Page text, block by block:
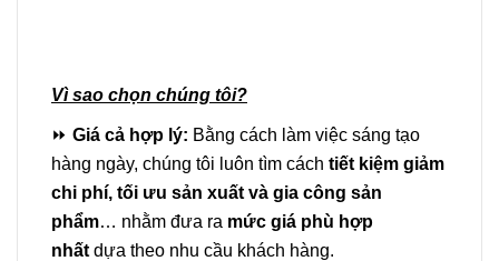
Vì sao chọn chúng tôi?
⏩ Giá cả hợp lý: Bằng cách làm việc sáng tạo
hàng ngày, chúng tôi luôn tìm cách tiết kiệm giảm
chi phí, tối ưu sản xuất và gia công sản
phẩm… nhằm đưa ra mức giá phù hợp
nhất dựa theo nhu cầu khách hàng.